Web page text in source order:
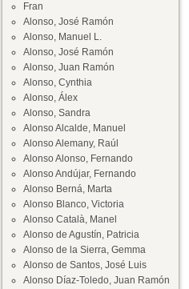
Fran
Alonso, José Ramón
Alonso, Manuel L.
Alonso, José Ramón
Alonso, Juan Ramón
Alonso, Cynthia
Alonso, Álex
Alonso, Sandra
Alonso Alcalde, Manuel
Alonso Alemany, Raúl
Alonso Alonso, Fernando
Alonso Andújar, Fernando
Alonso Berná, Marta
Alonso Blanco, Victoria
Alonso Català, Manel
Alonso de Agustín, Patricia
Alonso de la Sierra, Gemma
Alonso de Santos, José Luis
Alonso Díaz-Toledo, Juan Ramón